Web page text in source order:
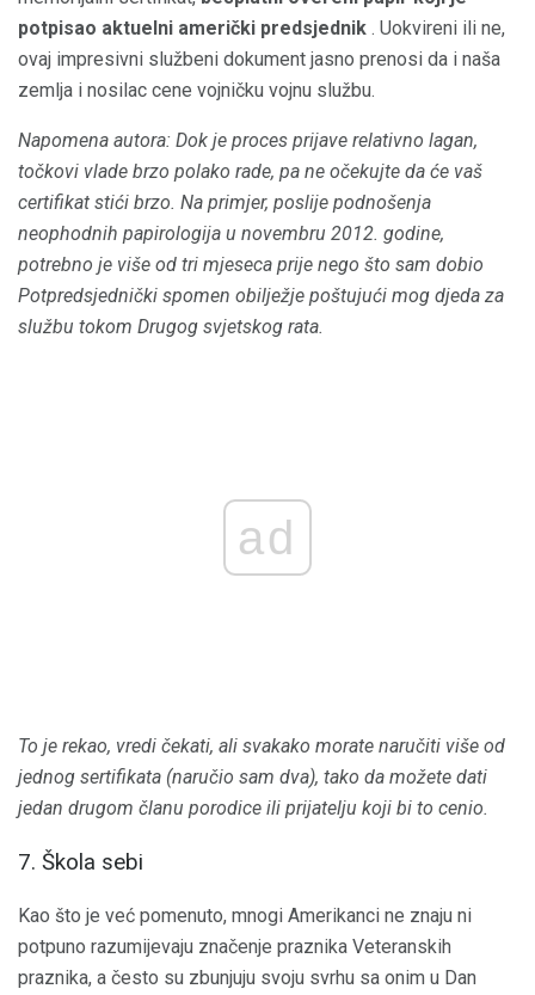
potpisao aktuelni američki predsjednik . Uokvireni ili ne,
ovaj impresivni službeni dokument jasno prenosi da i naša
zemlja i nosilac cene vojničku vojnu službu.
Napomena autora: Dok je proces prijave relativno lagan,
točkovi vlade brzo polako rade, pa ne očekujte da će vaš
certifikat stići brzo. Na primjer, poslije podnošenja
neophodnih papirologija u novembru 2012. godine,
potrebno je više od tri mjeseca prije nego što sam dobio
Potpredsjednički spomen obilježje poštujući mog djeda za
službu tokom Drugog svjetskog rata.
ad
To je rekao, vredi čekati, ali svakako morate naručiti više od
jednog sertifikata (naručio sam dva), tako da možete dati
jedan drugom članu porodice ili prijatelju koji bi to cenio.
7. Škola sebi
Kao što je već pomenuto, mnogi Amerikanci ne znaju ni
potpuno razumijevaju značenje praznika Veteranskih
praznika, a često su zbunjuju svoju svrhu sa onim u Dan